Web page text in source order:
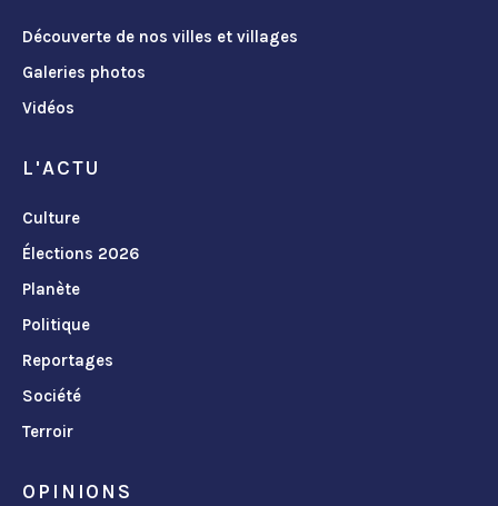
Découverte de nos villes et villages
Galeries photos
Vidéos
L'ACTU
Culture
Élections 2026
Planète
Politique
Reportages
Société
Terroir
OPINIONS